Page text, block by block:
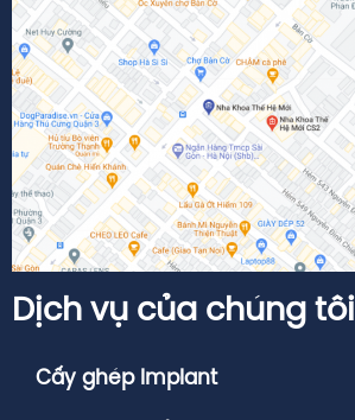
Dịch vụ của chúng tôi
Cấy ghép Implant